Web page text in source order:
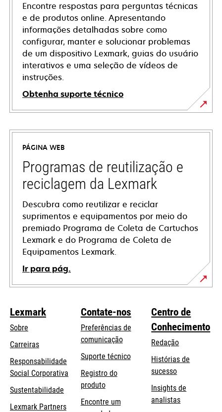
Encontre respostas para perguntas técnicas
e de produtos online. Apresentando
informações detalhadas sobre como
configurar, manter e solucionar problemas
de um dispositivo Lexmark, guias do usuário
interativos e uma seleção de vídeos de
instruções.
Obtenha suporte técnico
opens
in
new
tab
PÁGINA WEB
Programas de reutilização e
reciclagem da Lexmark
Descubra como reutilizar e reciclar
suprimentos e equipamentos por meio do
premiado Programa de Coleta de Cartuchos
Lexmark e do Programa de Coleta de
Equipamentos Lexmark.
Ir para pág.
Lexmark
Sobre
Carreiras
Responsabilidade
Social Corporativa opens
new
Sustentabilidade
Lexmark Partners
Contate-nos
Preferências de
comunicação
Suporte técnicoopens
Registro do
produto
Encontre um
Centro de
Conhecimento
Redação
Histórias de
sucesso
Insights de
analistas